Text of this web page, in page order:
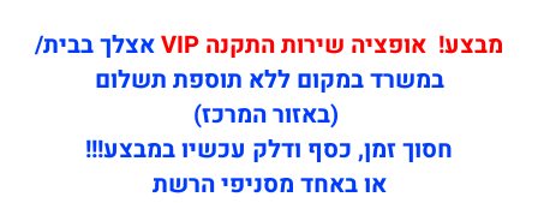
מבצע! אופציה שירות התקנה VIP
אצלך בבית/
במשרד במקום ללא תוספת תשלום
(באזור המרכז)
חסוך זמן, כסף ודלק עכשיו במבצע!!!
או באחד מסניפי הרשת